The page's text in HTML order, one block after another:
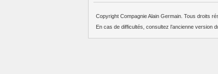
Copyright Compagnie Alain Germain. Tous droits
En cas de difficultés, consultez l’ancienne version